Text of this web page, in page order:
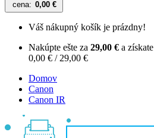
cena: 0,00 €
Váš nákupný košík je prázdny!
Nakúpte ešte za 29,00 € a získate
0,00 € / 29,00 €
Domov
Canon
Canon IR